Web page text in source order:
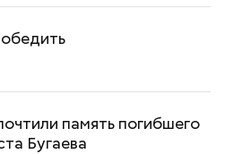
память погибшего
Бугаева